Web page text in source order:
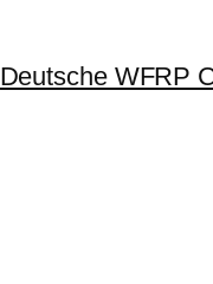
Deutsche WFRP